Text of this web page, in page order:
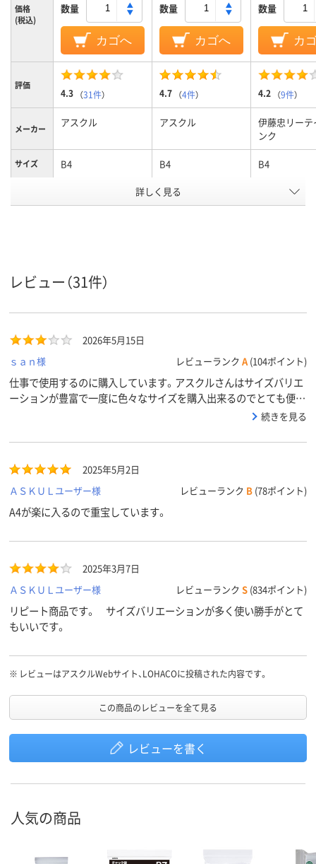
価格
(税込)
数量
カゴへ
数量
カゴへ
数量
カ
評価
4.3 （31件） 4.7 （4件） 4.2 （9件）
メーカー アスクル アスクル
伊藤忠リーテ
ンク
サイズ B4 B4 B4
袋入り（吊しひもな
し）
袋入り（吊し
し）
LDPE（ツルツルタイ
プ）
アスクル
スコア
詳しく見る
レビュー（31件）
2026年5月15日
ｓａｎ様
レビューランク A (104ポイント)
仕事で使用するのに購入しています。アスクルさんはサイズバリエ
ーションが豊富で一度に色々なサイズを購入出来るのでとても便利
続きを見る
2025年5月2日
ＡＳＫＵＬユーザー様
レビューランク B (78ポイント)
A4が楽に入るので重宝しています。
2025年3月7日
ＡＳＫＵＬユーザー様
レビューランク S (834ポイント)
リピート商品です。 サイズバリエーションが多く使い勝手がとて
もいいです。
※ レビューはアスクルWebサイト、LOHACOに投稿された内容です。
この商品のレビューを全て見る
レビューを書く
人気の商品